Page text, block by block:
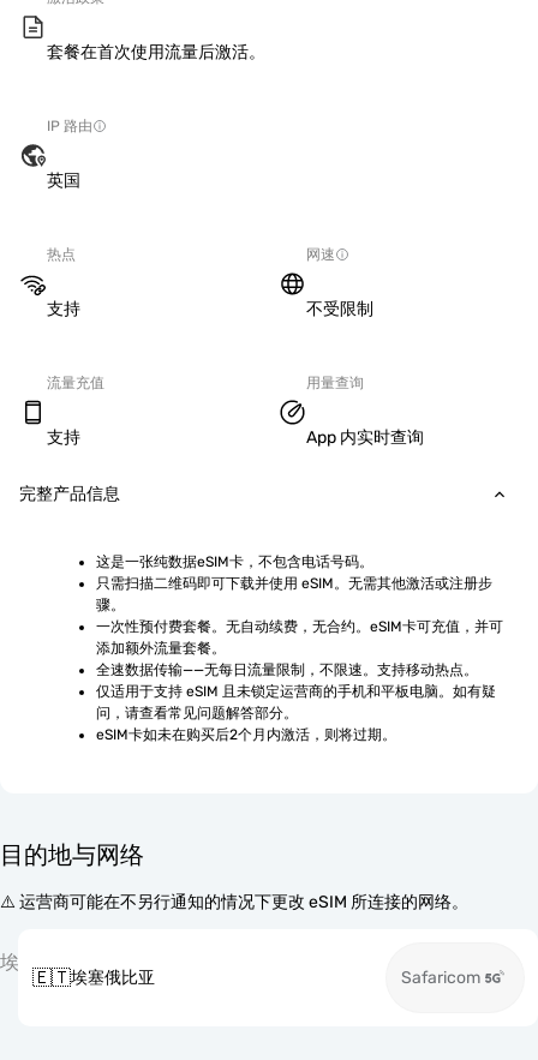
套餐在首次使用流量后激活。
IP 路由
英国
热点
支持
网速
不受限制
流量充值
支持
用量查询
App 内实时查询
完整产品信息
这是一张纯数据eSIM卡，不包含电话号码。
只需扫描二维码即可下载并使用 eSIM。无需其他激活或注册步
骤。
一次性预付费套餐。无自动续费，无合约。eSIM卡可充值，并可
添加额外流量套餐。
全速数据传输——无每日流量限制，不限速。支持移动热点。
仅适用于支持 eSIM 且未锁定运营商的手机和平板电脑。如有疑
问，请查看常见问题解答部分。
eSIM卡如未在购买后2个月内激活，则将过期。
目的地与网络
⚠️ 运营商可能在不另行通知的情况下更改 eSIM 所连接的网络。
埃
🇪🇹埃塞俄比亚 Safaricom